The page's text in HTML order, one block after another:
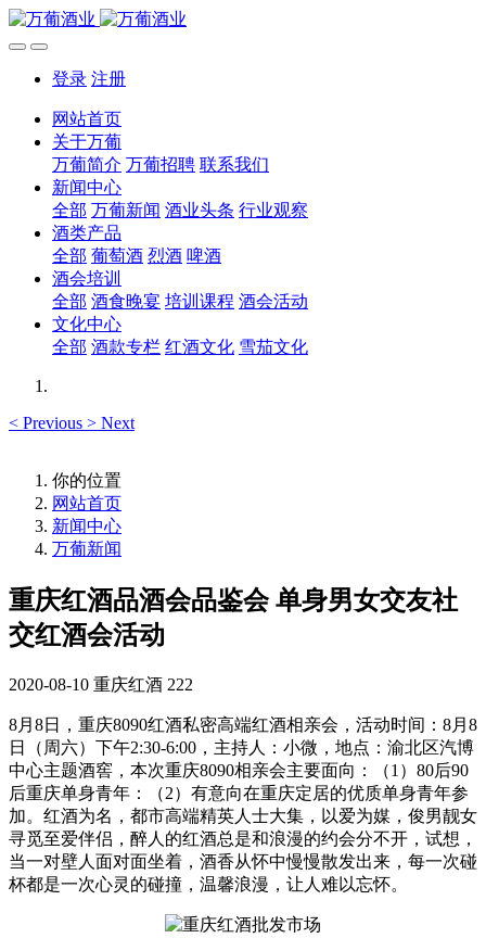
登录 注册
网站首页
关于万葡
万葡简介 万葡招聘 联系我们
新闻中心
全部 万葡新闻 酒业头条 行业观察
酒类产品
全部 葡萄酒 烈酒 啤酒
酒会培训
全部 酒食晚宴 培训课程 酒会活动
文化中心
全部 酒款专栏 红酒文化 雪茄文化
< Previous > Next
你的位置
网站首页
新闻中心
万葡新闻
重庆红酒品酒会品鉴会 单身男女交友社
交红酒会活动
2020-08-10 重庆红酒 222
8月8日，重庆8090红酒私密高端红酒相亲会，活动时间：8月8
日（周六）下午2:30-6:00，主持人：小微，地点：渝北区汽博
中心主题酒窖，本次重庆8090相亲会主要面向：（1）80后90
后重庆单身青年：（2）有意向在重庆定居的优质单身青年参
加。红酒为名，都市高端精英人士大集，以爱为媒，俊男靓女
寻觅至爱伴侣，醉人的红酒总是和浪漫的约会分不开，试想，
当一对壁人面对面坐着，酒香从怀中慢慢散发出来，每一次碰
杯都是一次心灵的碰撞，温馨浪漫，让人难以忘怀。